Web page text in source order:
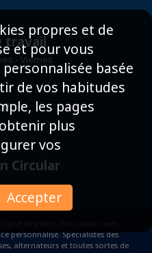
travail
- Viernes
Circular
personnalisé. Spécialistes des
alternateurs et toutes sortes de
propres et de
et pour vous
basée
de vos habitudes
les pages
plus
vos
Accepter